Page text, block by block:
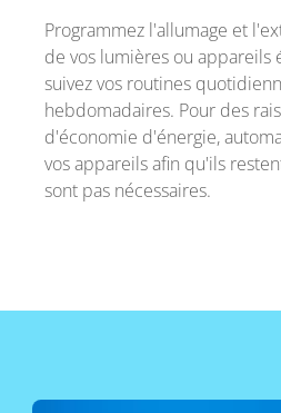
Programmez l'allumage et
de vos lumières ou appareils
suivez vos routines
hebdomadaires. Pour des
d'économie d'énergie,
vos appareils afin qu'ils
sont pas nécessaires.